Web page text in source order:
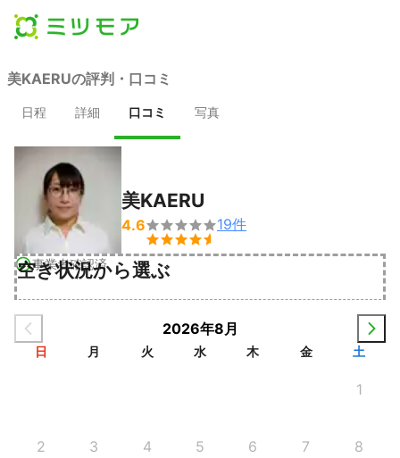
美KAERUの評判・口コミ
日程 詳細 口コミ 写真
事業者確認済
美KAERU
4.6

19件
空き状況から選ぶ
2026年8月
日 月 火 水 木 金 土
1
2 3 4 5 6 7 8